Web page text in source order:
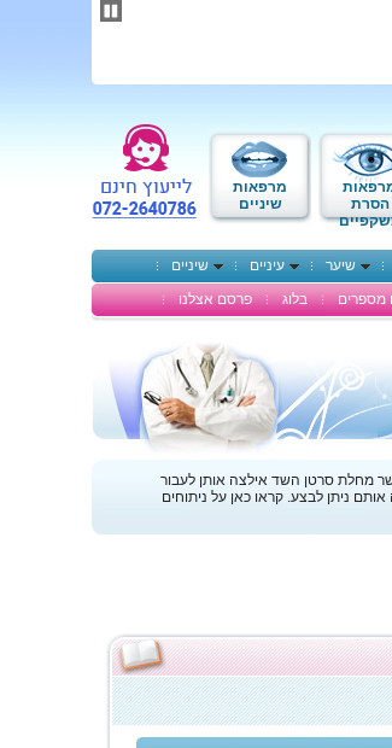
הסרת
מרפאות
שיניים
שיער עיניים
שיניים
מספרים בלוג
פרסם אצלנו
מחלת סרטן השד אילצה אותן לעבור
ניתן לבצע. קראו כאן על ניתוחים